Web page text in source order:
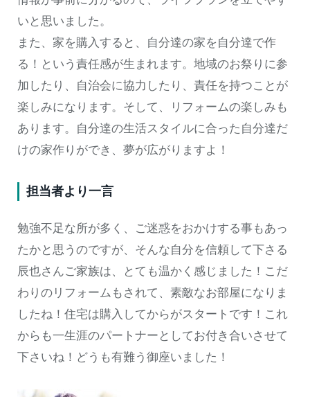
いと思いました。
また、家を購入すると、自分達の家を自分達で作
る！という責任感が生まれます。地域のお祭りに参
加したり、自治会に協力したり、責任を持つことが
楽しみになります。そして、リフォームの楽しみも
あります。自分達の生活スタイルに合った自分達だ
けの家作りができ、夢が広がりますよ！
担当者より一言
勉強不足な所が多く、ご迷惑をおかけする事もあっ
たかと思うのですが、そんな自分を信頼して下さる
辰也さんご家族は、とても温かく感じました！こだ
わりのリフォームもされて、素敵なお部屋になりま
したね！住宅は購入してからがスタートです！これ
からも一生涯のパートナーとしてお付き合いさせて
下さいね！どうも有難う御座いました！